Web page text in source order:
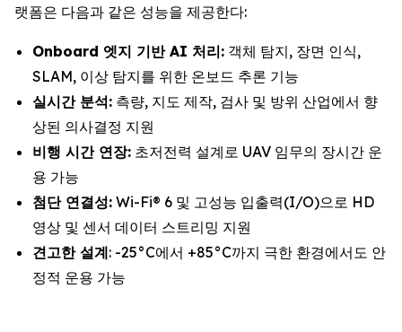
랫폼은 다음과 같은 성능을 제공한다:
Onboard 엣지 기반 AI 처리: 객체 탐지, 장면 인식,
SLAM, 이상 탐지를 위한 온보드 추론 기능
실시간 분석: 측량, 지도 제작, 검사 및 방위 산업에서 향
상된 의사결정 지원
비행 시간 연장: 초저전력 설계로 UAV 임무의 장시간 운
용 가능
첨단 연결성: Wi-Fi® 6 및 고성능 입출력(I/O)으로 HD
영상 및 센서 데이터 스트리밍 지원
견고한 설계: -25°C에서 +85°C까지 극한 환경에서도 안
정적 운용 가능